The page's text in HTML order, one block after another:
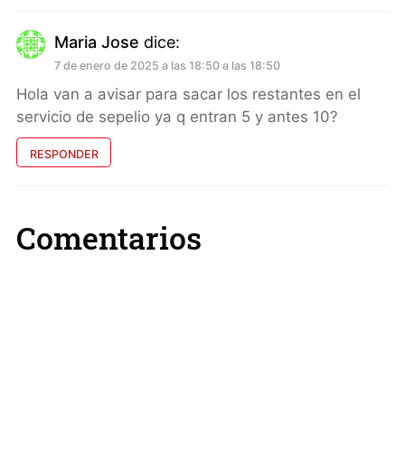
Maria Jose dice:
7 de enero de 2025 a las 18:50 a las 18:50
Hola van a avisar para sacar los restantes en el
servicio de sepelio ya q entran 5 y antes 10?
RESPONDER
Comentarios